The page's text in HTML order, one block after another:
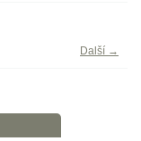
Další →